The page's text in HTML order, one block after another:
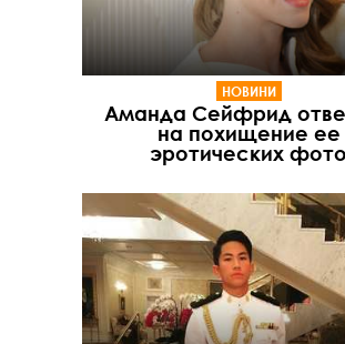
НОВИНИ
Аманда Сейфрид
на похищение ее
эротических фото